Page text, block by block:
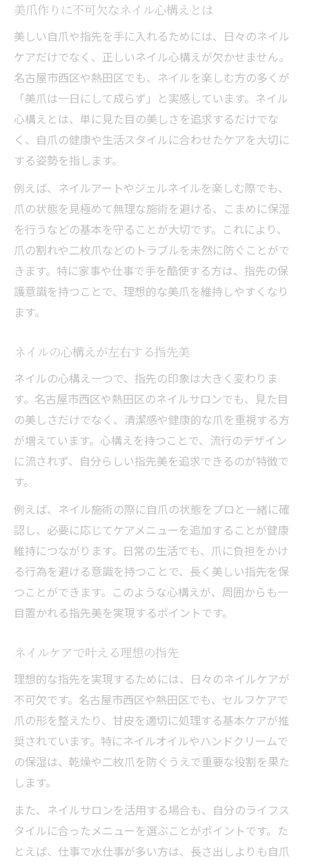
美爪作りに不可欠なネイル心構えとは
美しい自爪や指先を手に入れるためには、日々のネイル
ケアだけでなく、正しいネイル心構えが欠かせません。
名古屋市西区や熱田区でも、ネイルを楽しむ方の多くが
「美爪は一日にして成らず」と実感しています。ネイル
心構えとは、単に見た目の美しさを追求するだけでな
く、自爪の健康や生活スタイルに合わせたケアを大切に
する姿勢を指します。
例えば、ネイルアートやジェルネイルを楽しむ際でも、
爪の状態を見極めて無理な施術を避ける、こまめに保湿
を行うなどの基本を守ることが大切です。これにより、
爪の割れや二枚爪などのトラブルを未然に防ぐことがで
きます。特に家事や仕事で手を酷使する方は、指先の保
護意識を持つことで、理想的な美爪を維持しやすくなり
ます。
ネイルの心構えが左右する指先美
ネイルの心構え一つで、指先の印象は大きく変わりま
す。名古屋市西区や熱田区のネイルサロンでも、見た目
の美しさだけでなく、清潔感や健康的な爪を重視する方
が増えています。心構えを持つことで、流行のデザイン
に流されず、自分らしい指先美を追求できるのが特徴で
す。
例えば、ネイル施術の際に自爪の状態をプロと一緒に確
認し、必要に応じてケアメニューを追加することが健康
維持につながります。日常の生活でも、爪に負担をかけ
る行為を避ける意識を持つことで、長く美しい指先を保
つことができます。このような心構えが、周囲からも一
目置かれる指先美を実現するポイントです。
ネイルケアで叶える理想の指先
理想的な指先を実現するためには、日々のネイルケアが
不可欠です。名古屋市西区や熱田区でも、セルフケアで
爪の形を整えたり、甘皮を適切に処理する基本ケアが推
奨されています。特にネイルオイルやハンドクリームで
の保湿は、乾燥や二枚爪を防ぐうえで重要な役割を果た
します。
また、ネイルサロンを活用する場合も、自分のライフス
タイルに合ったメニューを選ぶことがポイントです。た
とえば、仕事で水仕事が多い方は、長さ出しよりも自爪